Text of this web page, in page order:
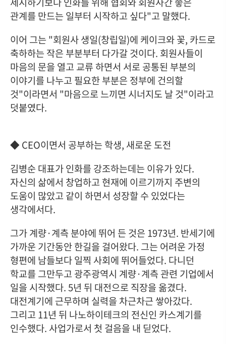
관계를 만드는 일부터 시작하고 싶다"고 말했다.
이어 그는 "회원사 생일(창립일)에 케이크와 꽃, 카드로
축하하는 작은 부분부터 다가갈 것이다. 회원사들이
마음의 문을 열고 교류 하면서 서로 공통된 부분의
이야기를 나누고 필요한 부분은 정부에 건의할
것"이라면서 "마음으로 느끼면 시너지도 날 것"이라고
덧붙였다.
◆ CEO이면서 공부하는 학생, 새로운 도전
김병순 대표가 인화를 강조하는데는 이유가 있다.
자신의 삶에서 창업하고 현재에 이르기까지 주변의
도움이 많았고 같이 하면서 성장할 수 있었다는
생각에서다.
그가 계량·계측 분야에 뛰어 든 것은 1973년. 반세기에
가까운 기간동안 한길을 걸어왔다. 그는 어려운 가정
형편에 남들보다 일찍 사회에 뛰어들었다. 다니던
학교를 그만두고 광주광역시 계량·계측 관련 기업에서
일을 시작했다. 5년 뒤 대전으로 직장을 옮겼다.
대전계기에 근무하며 실력을 차근차근 쌓아갔다.
그리고 11년 뒤 나노하이테크의 전신인 카스계기를
인수했다. 사업가로서 첫 걸음을 내 딛었다.